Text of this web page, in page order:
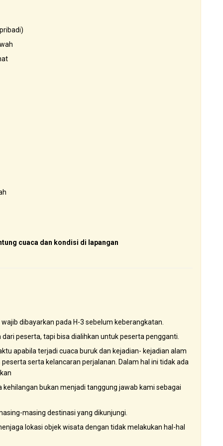
cuaca dan kondisi di lapangan
dibayarkan pada H-3 sebelum keberangkatan.
peserta, tapi bisa dialihkan untuk peserta pengganti.
apabila terjadi cuaca buruk dan kejadian- kejadian alam
serta kelancaran perjalanan. Dalam hal ini tidak ada
bukan menjadi tanggung jawab kami sebagai
masing destinasi yang dikunjungi.
lokasi objek wisata dengan tidak melakukan hal-hal